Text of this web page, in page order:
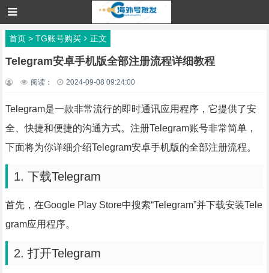
首页> TG账号购买 正文
Telegram安卓手机版全部注册流程详细教程
阅读： 2024-09-08 09:24:00
Telegram是一款非常流行的即时通讯应用程序，它提供了安
全、快捷和便捷的沟通方式。注册Telegram账号非常简单，
下面将为你详细介绍Telegram安卓手机版的全部注册流程。
1. 下载Telegram
首先，在Google Play Store中搜索“Telegram”并下载安装Tele
gram应用程序。
2. 打开Telegram